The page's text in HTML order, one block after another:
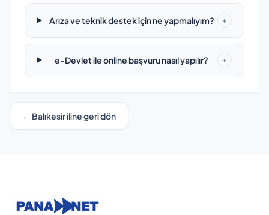
Arıza ve teknik destek için ne yapmalıyım? +
e-Devlet ile online başvuru nasıl yapılır? +
← Balıkesir iline geri dön